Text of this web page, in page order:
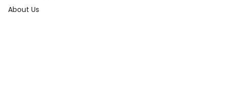
About Us